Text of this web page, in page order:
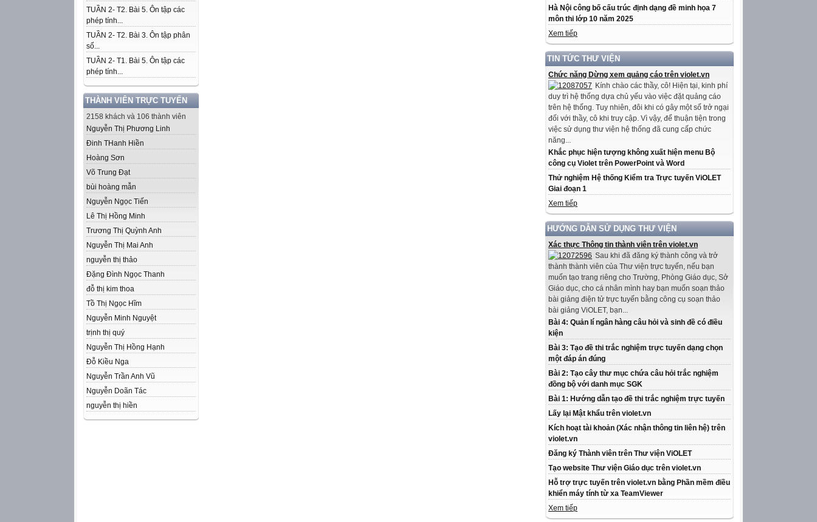
TUẦN 2- T2. Bài 5. Ôn tập các
phép tính...
TUẦN 2- T2. Bài 3. Ôn tập phân
số...
TUẦN 2- T1. Bài 5. Ôn tập các
phép tính...
THÀNH VIÊN TRỰC TUYẾN
2158 khách và 106 thành viên
Nguyễn Thị Phương Linh
Đinh THanh Hiền
Hoàng Sơn
Võ Trung Đạt
bùi hoàng mẫn
Nguyễn Ngọc Tiến
Lê Thị Hồng Minh
Trương Thị Quỳnh Anh
Nguyễn Thị Mai Anh
nguyễn thị thảo
Đặng Đình Ngọc Thanh
đỗ thị kim thoa
Tồ Thị Ngọc Hĩm
Nguyễn Minh Nguyệt
trịnh thị quý
Nguyễn Thị Hồng Hạnh
Đỗ Kiều Nga
Nguyễn Trần Anh Vũ
Nguyễn Doãn Tác
nguyễn thị hiền
Hà Nội công bố cấu trúc định dạng đề minh họa 7
môn thi lớp 10 năm 2025
Xem tiếp
TIN TỨC THƯ VIỆN
Chức năng Dừng xem quảng cáo trên violet.vn
Kính chào các thầy, cô! Hiện tại, kinh phí
duy trì hệ thống dựa chủ yếu vào việc đặt quảng cáo
trên hệ thống. Tuy nhiên, đôi khi có gây một số trở ngại
đối với thầy, cô khi truy cập. Vì vậy, để thuận tiện trong
việc sử dụng thư viện hệ thống đã cung cấp chức
năng...
Khắc phục hiện tượng không xuất hiện menu Bộ
công cụ Violet trên PowerPoint và Word
Thử nghiệm Hệ thống Kiểm tra Trực tuyến ViOLET
Giai đoạn 1
Xem tiếp
HƯỚNG DẪN SỬ DỤNG THƯ VIỆN
Xác thực Thông tin thành viên trên violet.vn
Sau khi đã đăng ký thành công và trở
thành thành viên của Thư viện trực tuyến, nếu bạn
muốn tạo trang riêng cho Trường, Phòng Giáo dục, Sở
Giáo dục, cho cá nhân mình hay bạn muốn soạn thảo
bài giảng điện tử trực tuyến bằng công cụ soạn thảo
bài giảng ViOLET, bạn...
Bài 4: Quản lí ngân hàng câu hỏi và sinh đề có điều
kiện
Bài 3: Tạo đề thi trắc nghiệm trực tuyến dạng chọn
một đáp án đúng
Bài 2: Tạo cây thư mục chứa câu hỏi trắc nghiệm
đồng bộ với danh mục SGK
Bài 1: Hướng dẫn tạo đề thi trắc nghiệm trực tuyến
Lấy lại Mật khẩu trên violet.vn
Kích hoạt tài khoản (Xác nhận thông tin liên hệ) trên
violet.vn
Đăng ký Thành viên trên Thư viện ViOLET
Tạo website Thư viện Giáo dục trên violet.vn
Hỗ trợ trực tuyến trên violet.vn bằng Phần mềm điều
khiển máy tính từ xa TeamViewer
Xem tiếp